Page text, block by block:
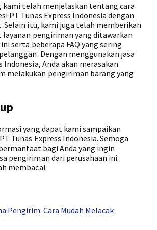
kami telah menjelaskan tentang cara
PT Tunas Express Indonesia dengan
Selain itu, kami juga telah memberikan
pengiriman yang ditawarkan
serta beberapa FAQ yang sering
Dengan menggunakan jasa
Indonesia, Anda akan merasakan
melakukan pengiriman barang yang
yang dapat kami sampaikan
Tunas Express Indonesia. Semoga
bagi Anda yang ingin
pengiriman dari perusahaan ini.
membaca!
Pengirim: Cara Mudah Melacak